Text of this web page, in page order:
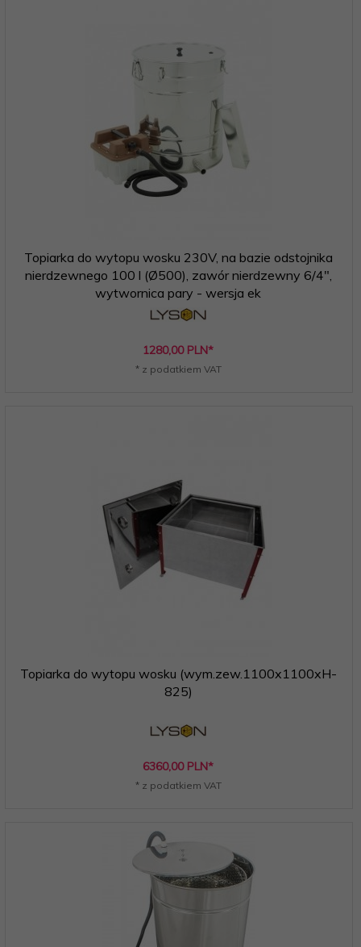
Topiarka do wytopu wosku 230V, na bazie odstojnika
nierdzewnego 100 l (Ø500), zawór nierdzewny 6/4",
wytwornica pary - wersja ek
1280,00 PLN*
* z podatkiem VAT
Topiarka do wytopu wosku (wym.zew.1100x1100xH-
825)
6360,00 PLN*
* z podatkiem VAT